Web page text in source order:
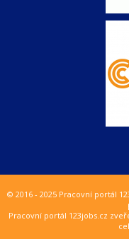
© 2016 - 2025 Pracovní portál
Pracovní portál 123jobs.cz